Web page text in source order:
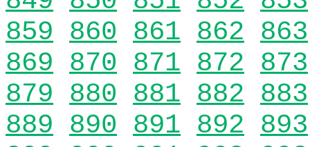
859 860 861 862 863
869 870 871 872 873
879 880 881 882 883
889 890 891 892 893